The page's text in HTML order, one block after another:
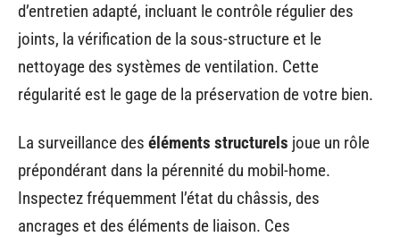
d’entretien adapté, incluant le contrôle régulier des
joints, la vérification de la sous-structure et le
nettoyage des systèmes de ventilation. Cette
régularité est le gage de la préservation de votre bien.
La surveillance des éléments structurels joue un rôle
prépondérant dans la pérennité du mobil-home.
Inspectez fréquemment l’état du châssis, des
ancrages et des éléments de liaison. Ces